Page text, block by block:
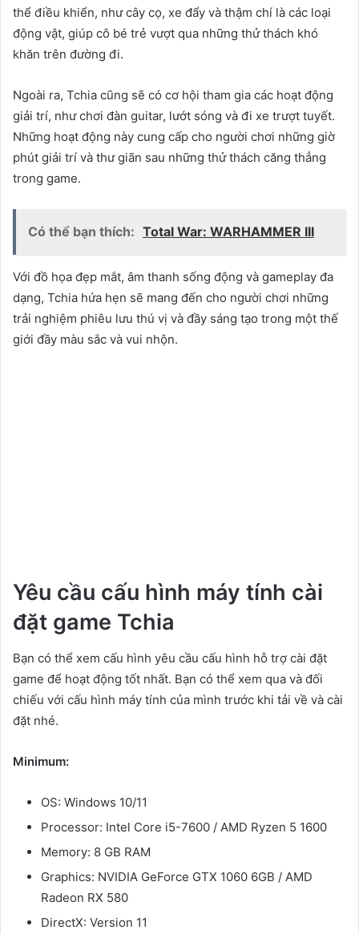
thể điều khiển, như cây cọ, xe đẩy và thậm chí là các loại
động vật, giúp cô bé trẻ vượt qua những thử thách khó
khăn trên đường đi.
Ngoài ra, Tchia cũng sẽ có cơ hội tham gia các hoạt động
giải trí, như chơi đàn guitar, lướt sóng và đi xe trượt tuyết.
Những hoạt động này cung cấp cho người chơi những giờ
phút giải trí và thư giãn sau những thử thách căng thẳng
trong game.
Có thể bạn thích: Total War: WARHAMMER III
Với đồ họa đẹp mắt, âm thanh sống động và gameplay đa
dạng, Tchia hứa hẹn sẽ mang đến cho người chơi những
trải nghiệm phiêu lưu thú vị và đầy sáng tạo trong một thế
giới đầy màu sắc và vui nhộn.
Yêu cầu cấu hình máy tính cài
đặt game Tchia
Bạn có thể xem cấu hình yêu cầu cấu hình hỗ trợ cài đặt
game để hoạt động tốt nhất. Bạn có thể xem qua và đối
chiếu với cấu hình máy tính của mình trước khi tải về và cài
đặt nhé.
Minimum:
OS: Windows 10/11
Processor: Intel Core i5-7600 / AMD Ryzen 5 1600
Memory: 8 GB RAM
Graphics: NVIDIA GeForce GTX 1060 6GB / AMD
Radeon RX 580
DirectX: Version 11